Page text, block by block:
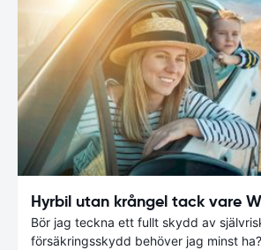
Hyrbil utan krångel tack vare
Bör jag teckna ett fullt skydd av
försäkringsskydd behöver jag minst